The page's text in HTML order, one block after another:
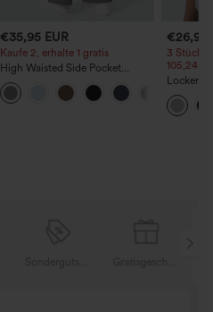
€35,95 EUR
Kaufe 2, erhalte 1 gratis
High Waisted Side Pocket
Straight Leg Work Pants
€26,95
3 Stück
105,24 €